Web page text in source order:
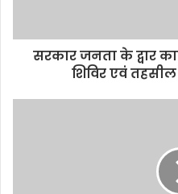
सरकार जनता के द्वार
शिविर एवं